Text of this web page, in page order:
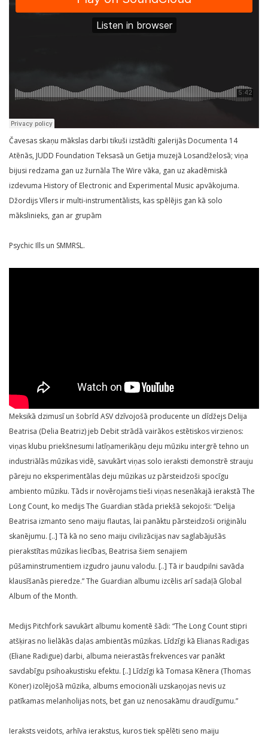
Čavesas skaņu mākslas darbi tikuši izstādīti galerijās Documenta 14
Atēnās, JUDD Foundation Teksasā un Getija muzejā Losandželosā; viņa
bijusi redzama gan uz žurnāla The Wire vāka, gan uz akadēmiskā
izdevuma History of Electronic and Experimental Music apvākojuma.
Džordijs Vīlers ir multi-instrumentālists, kas spēlējis gan kā solo
mākslinieks, gan ar grupām
Psychic Ills un SMMRSL.
Meksikā dzimusī un šobrīd ASV dzīvojošā producente un dīdžejs Delija
Beatrisa (Delia Beatriz) jeb Debit strādā vairākos estētiskos virzienos:
viņas klubu priekšnesumi latīņamerikāņu deju mūziku intergrē tehno un
industriālās mūzikas vidē, savukārt viņas solo ieraksti demonstrē strauju
pāreju no eksperimentālas deju mūzikas uz pārsteidzoši spocīgu
ambiento mūziku. Tāds ir novērojams tieši viņas nesenākajā ierakstā The
Long Count, ko medijs The Guardian stāda priekšā sekojoši: “Delija
Beatrisa izmanto seno maiju flautas, lai panāktu pārsteidzoši oriģinālu
skanējumu. [..] Tā kā no seno maiju civilizācijas nav saglabājušās
pierakstītas mūzikas liecības, Beatrisa šiem senajiem
pūšaminstrumentiem izgudro jaunu valodu. [..] Tā ir baudpilni savāda
klausīšanās pieredze.” The Guardian albumu izcēlis arī sadaļā Global
Album of the Month.
Medijs Pitchfork savukārt albumu komentē šādi: “The Long Count stipri
atšķiras no lielākās daļas ambientās mūzikas. Līdzīgi kā Elianas Radigas
(Eliane Radigue) darbi, albuma neierastās frekvences var panākt
savdabīgu psihoakustisku efektu. [..] Līdzīgi kā Tomasa Kēnera (Thomas
Köner) izolējošā mūzika, albums emocionāli uzskaņojas nevis uz
patīkamas melanholijas nots, bet gan uz nenosakāmu draudīgumu.”
Ieraksts veidots, arhīva ierakstus, kuros tiek spēlēti seno maiju